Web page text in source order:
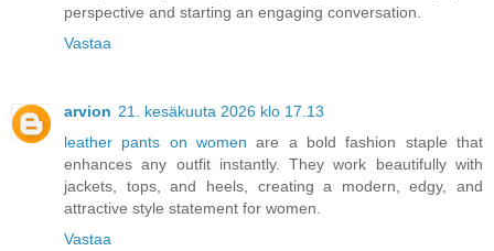
perspective and starting an engaging conversation.
Vastaa
arvion 21. kesäkuuta 2026 klo 17.13
leather pants on women are a bold fashion staple that
enhances any outfit instantly. They work beautifully with
jackets, tops, and heels, creating a modern, edgy, and
attractive style statement for women.
Vastaa